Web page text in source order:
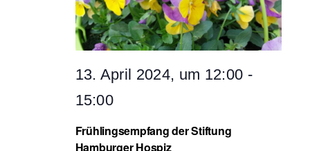
Frühlingsempfang der Stiftung
Hamburger Hospiz
13. April 2024, um 12:00 -
15:00